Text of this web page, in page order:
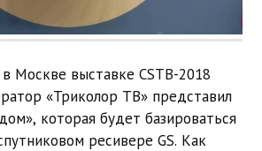
Москве выставке CSTB-2018
«Триколор ТВ» представил
которая будет базироваться
ресивере GS. Как